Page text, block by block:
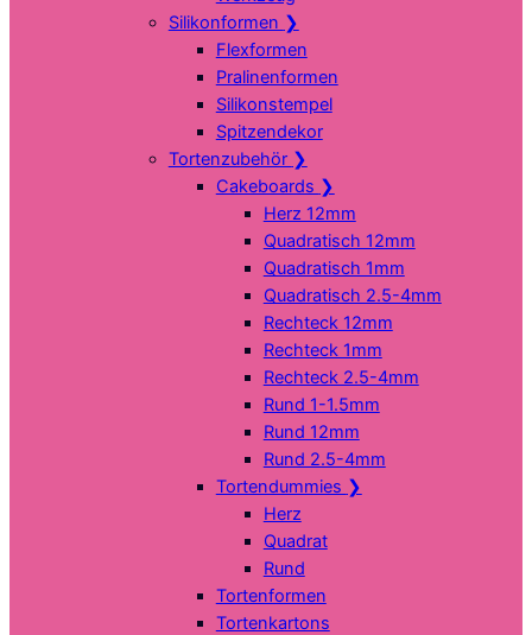
Silikonformen ❯
Flexformen
Pralinenformen
Silikonstempel
Spitzendekor
Tortenzubehör ❯
Cakeboards ❯
Herz 12mm
Quadratisch 12mm
Quadratisch 1mm
Quadratisch 2.5-4mm
Rechteck 12mm
Rechteck 1mm
Rechteck 2.5-4mm
Rund 1-1.5mm
Rund 12mm
Rund 2.5-4mm
Tortendummies ❯
Herz
Quadrat
Rund
Tortenformen
Tortenkartons